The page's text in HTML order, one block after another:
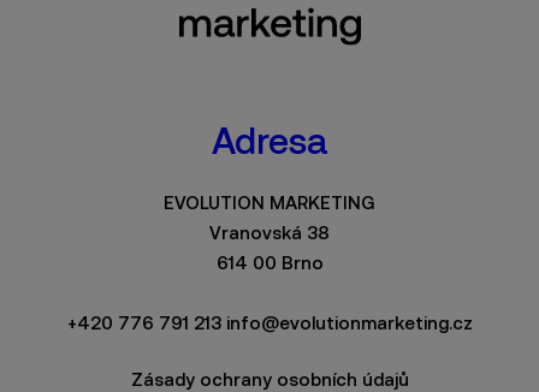
Adresa
EVOLUTION MARKETING
Vranovská 38
614 00 Brno
+420 776 791 213 info@evolutionmarketing.cz
Zásady ochrany osobních údajů